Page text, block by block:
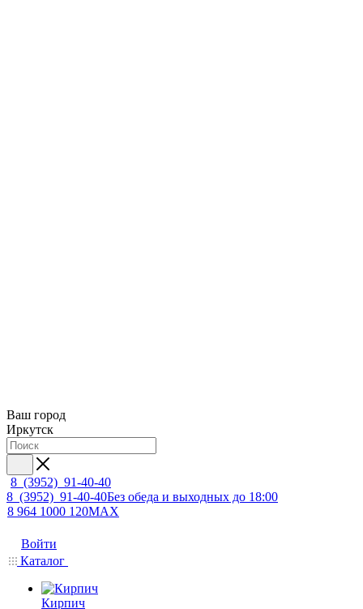
Ваш город
Иркутск
8 (3952) 91-40-40
8 (3952) 91-40-40Без обеда и выходных до 18:00
8 964 1000 120MAX
Войти
Каталог
Кирпич